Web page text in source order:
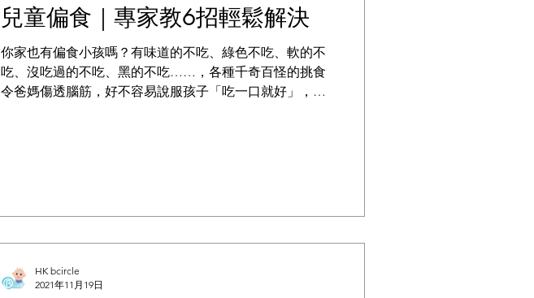
兒童偏食｜專家教6招輕鬆解決
你家也有偏食小孩嗎？有味道的不吃、綠色不吃、軟的不
吃、沒吃過的不吃、黑的不吃……，各種千奇百怪的挑食
令爸媽傷透腦筋，好不容易說服孩子「吃一口就好」，結
HK bcircle
2021年11月19日